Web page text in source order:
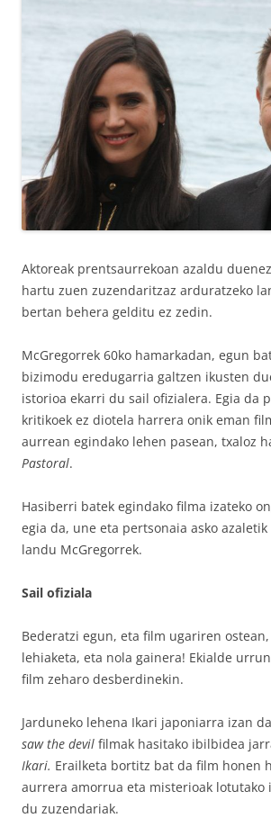
Aktoreak prentsaurrekoan azaldu
hartu zuen zuzendaritzaz arduratzeko
bertan behera gelditu ez zedin.
McGregorrek 60ko hamarkadan, egun
bizimodu eredugarria galtzen ikusten
istorioa ekarri du sail ofizialera. Egia da
kritikoek ez diotela harrera onik eman
aurrean egindako lehen pasean, txaloz
Pastoral.
Hasiberri batek egindako filma izateko
egia da, une eta pertsonaia asko
landu McGregorrek.
Sail ofiziala
Bederatzi egun, eta film ugariren
lehiaketa, eta nola gainera! Ekialde
film zeharo desberdinekin.
Jarduneko lehena Ikari japoniarra izan
saw the devil filmak hasitako ibilbidea
Ikari. Erailketa bortitz bat da film honen
aurrera amorrua eta misterioak lotutako
du zuzendariak.